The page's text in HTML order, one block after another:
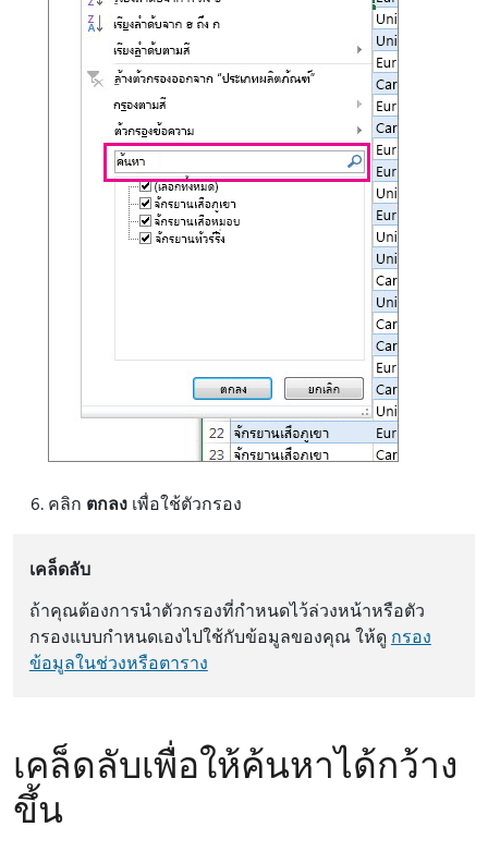
คลิก ตกลง เพื่อใช้ตัวกรอง
เคล็ดลับ
ถ้าคุณต้องการนําตัวกรองที่กําหนดไว้ล่วงหน้าหรือตัว
กรองแบบกําหนดเองไปใช้กับข้อมูลของคุณ ให้ดู กรอง
ข้อมูลในช่วงหรือตาราง
เคล็ดลับเพื่อให้ค้นหาได้กว้าง
ขึ้น